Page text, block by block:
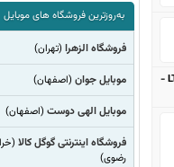
LTE band 2(1900), 3(1800), 4(1700/2100), 5(850), 7(2600), 12(700), 20(800) -
به‌روزترین فروشگاه های موبایل
فروشگاه الزهرا (تهران)
موبایل جوان (اصفهان)
موبایل الهی دوست (اصفهان)
فروشگاه اینترنتی گوگل کالا
رضوی)